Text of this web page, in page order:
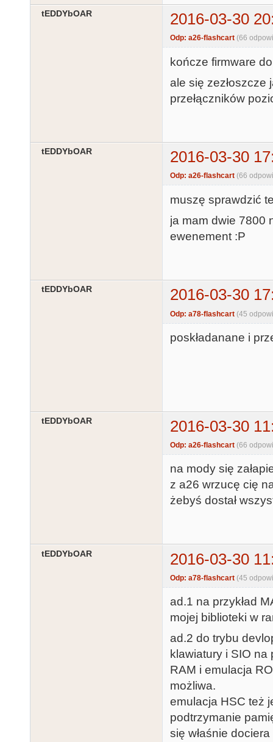
tEDDYbOAR 2016-03-30
Odp: a26-flashcart (66
kończe firmware
ale się zezłoszcze
przełączników
tEDDYbOAR 2016-03-30
Odp: a26-flashcart (66
muszę sprawdzić
ja mam dwie 7800
ewenement :P
tEDDYbOAR 2016-03-30
Odp: a78-flashcart (45
poskładanane i
tEDDYbOAR 2016-03-30
Odp: a26-flashcart (66
na mody się
z a26 wrzucę cię
żebyś dostał
tEDDYbOAR 2016-03-30
Odp: a78-flashcart (45
ad.1 na przykład
mojej biblioteki w
ad.2 do trybu
klawiatury i SIO
RAM i emulacja
możliwa.
emulacja HSC też
podtrzymanie
się właśnie